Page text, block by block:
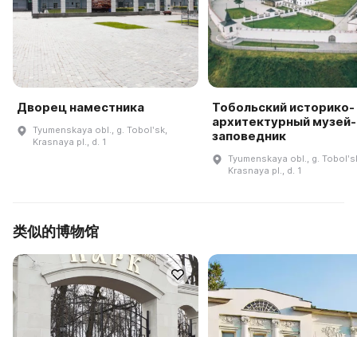
Дворец наместника
Tyumenskaya obl., g. Tobolʹsk,
Krasnaya pl., d. 1
Тобольский историко-
архитектурный музей-
заповедник
Tyumenskaya obl., g.
Krasnaya pl., d. 1
类似的博物馆